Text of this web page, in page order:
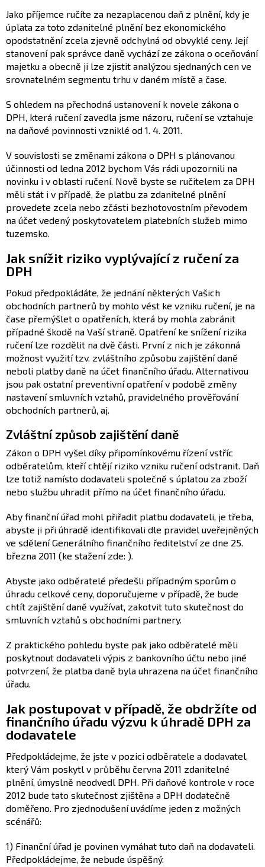
Jako příjemce ručíte za nezaplacenou daň z plnění, kdy je
úplata za toto zdanitelné plnění bez ekonomického
opodstatnění zcela zjevně odchylná od obvyklé ceny. Její
stanovení pak správce daně vychází ze zákona o oceňování
majetku a obecně ji lze zjistit analýzou sjednaných cen ve
srovnatelném segmentu trhu v daném místě a čase.
S ohledem na přechodná ustanovení k novele zákona o
DPH, která ručení zavedla jsme názoru, ručení se vztahuje
na daňové povinnosti vzniklé od 1. 4. 2011.
V souvislosti se změnami zákona o DPH s plánovanou
účinnosti od ledna 2012 bychom Vás rádi upozornili na
novinku i v oblasti ručení. Nově byste se ručitelem za DPH
měli stát i v případě, že platbu za zdanitelné plnění
provedete zcela nebo zčásti bezhotovostním převodem
na účet vedený poskytovatelem platebních služeb mimo
tuzemsko.
Jak snížit riziko vyplývající z ručení za
DPH
Pokud předpokládáte, že jednání některých Vašich
obchodních partnerů by mohlo vést ke vzniku ručení, je na
čase přemýšlet o opatřeních, která by mohla zabránit
případné škodě na Vaší straně. Opatření ke snížení rizika
ručení lze rozdělit na dvě části. První z nich je zákonná
možnost využití tzv. zvláštního způsobu zajištění daně
neboli platby daně na účet finančního úřadu. Alternativou
jsou pak ostatní preventivní opatření v podobě změny
nastavení smluvních vztahů, pravidelného prověřování
obchodních partnerů, aj.
Zvláštní způsob zajištění daně
Zákon o DPH vyšel díky připomínkovému řízení vstříc
odběratelům, kteří chtějí riziko vzniku ručení odstranit. Daň
lze totiž namísto dodavateli společně s úplatou za zboží
nebo službu uhradit přímo na účet finančního úřadu.
Aby finanční úřad mohl přiřadit platbu dodavateli, je třeba,
abyste ji při úhradě identifikovali dle pravidel uveřejněných
ve sdělení Generálního finančního ředitelství ze dne 25.
března 2011 (ke stažení zde: ).
Abyste jako odběratelé předešli případným sporům o
úhradu celkové ceny, doporučujeme v případě, že bude
chtít zajištění daně využívat, zakotvit tuto skutečnost do
smluvních vztahů s obchodními partnery.
Z praktického pohledu byste pak jako odběratelé měli
poskytnout dodavateli výpis z bankovního účtu nebo jiné
potvrzení, že platba daně byla uhrazena na účet finančního
úřadu.
Jak postupovat v případě, že obdržíte od
finančního úřadu výzvu k úhradě DPH za
dodavatele
Předpokládejme, že jste v pozici odběratele a dodavatel,
který Vám poskytl v průběhu června 2011 zdanitelné
plnění, úmyslně neodvedl DPH. Při daňové kontrole v roce
2012 bude tato skutečnost zjištěna a DPH dodatečně
doměřeno. Pro zjednodušení uvádíme jeden z možných
scénářů:
1) Finanční úřad je povinen vymáhat tuto daň na dodavateli.
Předpokládejme, že nebude úspěšný.